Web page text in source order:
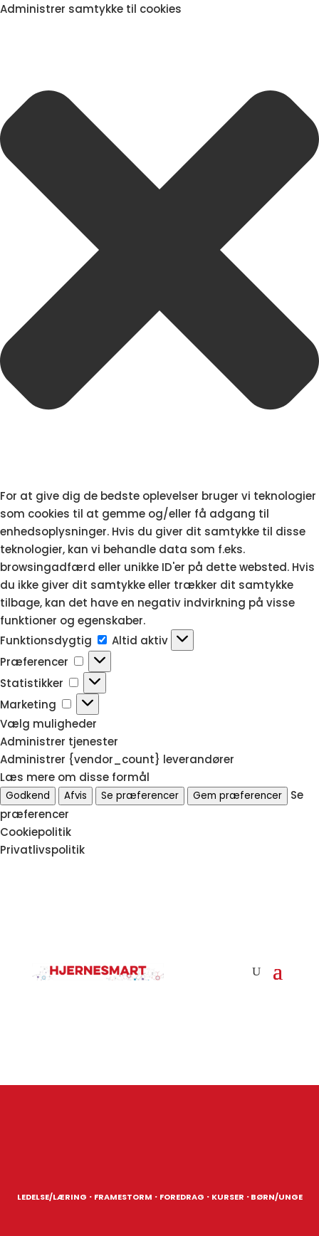
Administrer samtykke til cookies
For at give dig de bedste oplevelser bruger vi teknologier
som cookies til at gemme og/eller få adgang til
enhedsoplysninger. Hvis du giver dit samtykke til disse
teknologier, kan vi behandle data som f.eks.
browsingadfærd eller unikke ID'er på dette websted. Hvis
du ikke giver dit samtykke eller trækker dit samtykke
tilbage, kan det have en negativ indvirkning på visse
funktioner og egenskaber.
Funktionsdygtig
Funktionsdygtig
Altid aktiv
Præferencer
Præferencer
Statistikker
Statistikker
Marketing
Marketing
Vælg muligheder
Administrer tjenester
Administrer {vendor_count} leverandører
Læs mere om disse formål
Godkend Afvis Se præferencer Gem præferencer
Se
præferencer
Cookiepolitik
Privatlivspolitik
LEDELSE/LÆRING · FRAMESTORM · FOREDRAG · KURSER ·BØRN/UNGE